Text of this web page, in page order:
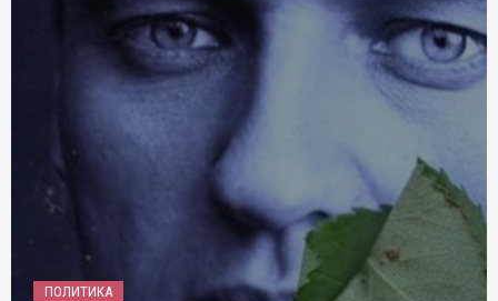
ПОЛИТИКА